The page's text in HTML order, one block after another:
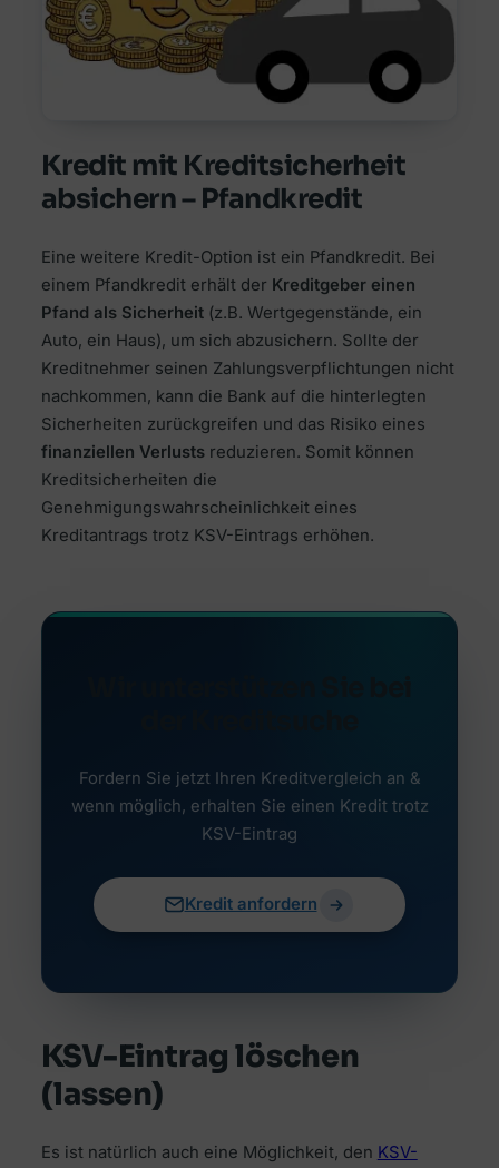
Kredit mit Kreditsicherheit
absichern – Pfandkredit
Eine weitere Kredit-Option ist ein Pfandkredit. Bei
einem Pfandkredit erhält der Kreditgeber einen
Pfand als Sicherheit(z.B. Wertgegenstände, ein
Auto, ein Haus), um sich abzusichern. Sollte der
Kreditnehmer seinen Zahlungsverpflichtungen nicht
nachkommen, kann die Bank auf die hinterlegten
Sicherheiten zurückgreifen und das Risiko eines
finanziellen Verlustsreduzieren. Somit können
Kreditsicherheiten die
Genehmigungswahrscheinlichkeit eines
Kreditantrags trotz KSV-Eintrags erhöhen.
Fordern Sie jetzt Ihren Kreditvergleich an &
wenn möglich, erhalten Sie einen Kredit trotz
KSV-Eintrag
Kredit anfordern
KSV-Eintrag löschen
(lassen)
Es ist natürlich auch eine Möglichkeit, den KSV-